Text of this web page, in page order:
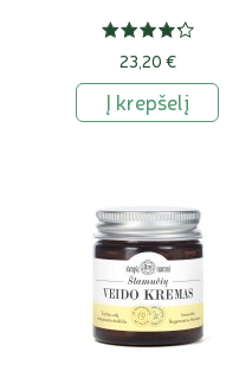
23,20 €
Į krepšelį